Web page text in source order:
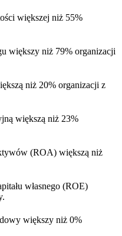
większej niż 55%
większy niż 79% organizacji
niż 20% organizacji z
większą niż 23%
(ROA) większą niż
własnego (ROE)
większy niż 0%